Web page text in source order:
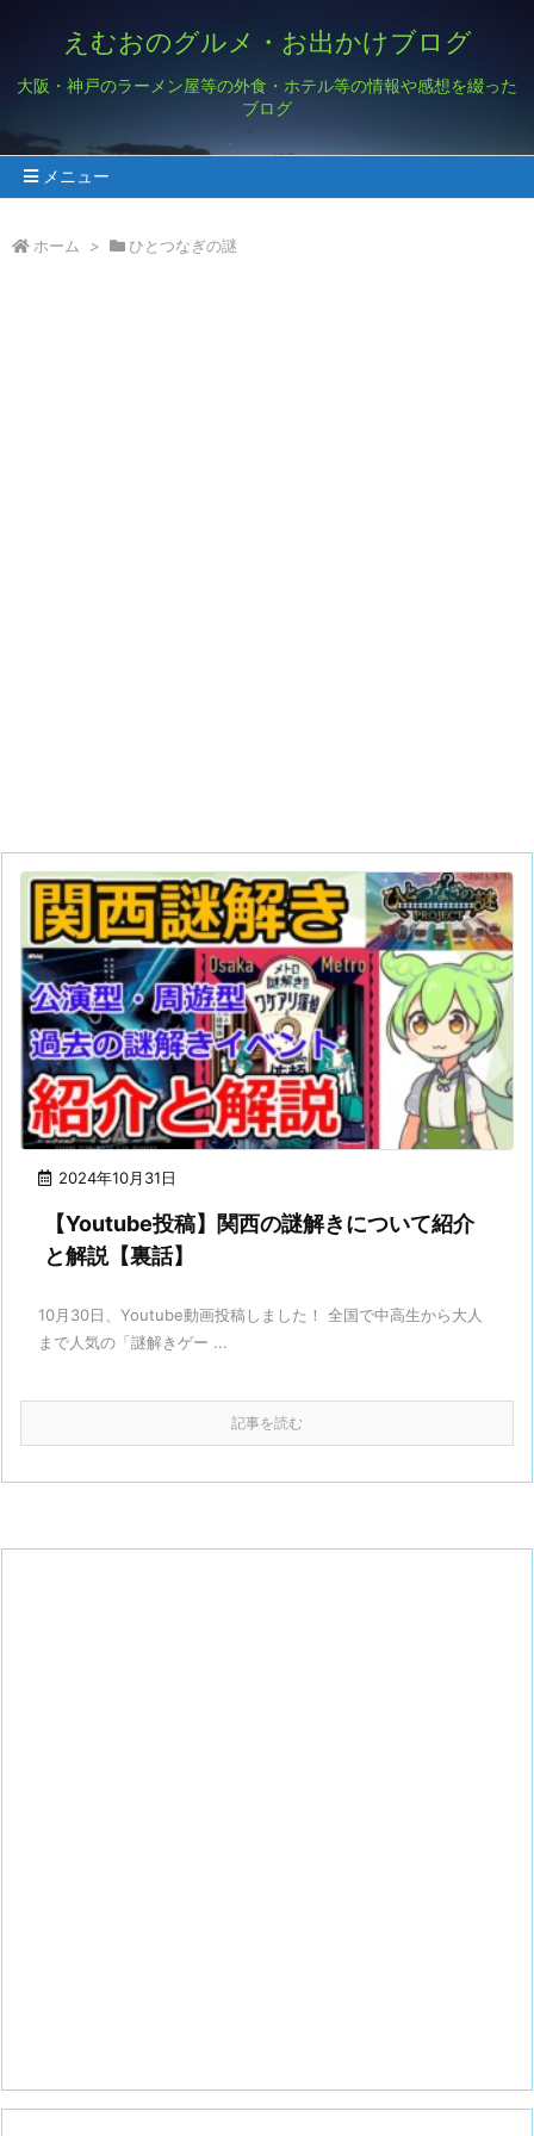
えむおのグルメ・お出かけブログ
大阪・神戸のラーメン屋等の外食・ホテル等の情報や感想を綴った
ブログ
メニュー
ホーム > ひとつなぎの謎
2024年10月31日
【Youtube投稿】関西の謎解きについて紹介
と解説【裏話】
10月30日、Youtube動画投稿しました！ 全国で中高生から大人
まで人気の「謎解きゲー ...
記事を読む